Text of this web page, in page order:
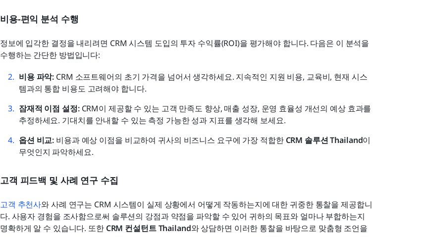
비용-편익 분석 수행
정보에 입각한 결정을 내리려면 CRM 시스템 도입의 투자 수익률(ROI)을 평가해야 합니다. 다음은 이 분석을
수행하는 간단한 방법입니다:
비용 파악: CRM 소프트웨어의 초기 가격을 넘어서 생각하세요. 지속적인 지원 비용, 교육비, 현재 시스
템과의 통합 비용도 고려해야 합니다.
잠재적 이점 설정: CRM이 제공할 수 있는 고객 만족도 향상, 매출 성장, 운영 효율성 개선의 예상 효과를
추정하세요. 기대치를 안내할 수 있는 측정 가능한 성과 지표를 생각해 보세요.
옵션 비교: 비용과 예상 이점을 비교하여 귀사의 비즈니스 요구에 가장 적합한 CRM 솔루션 Thailand이
무엇인지 파악하세요.
고객 피드백 및 사례 연구 수집
고객 추천사와 사례 연구는 CRM 시스템이 실제 상황에서 어떻게 작동하는지에 대한 귀중한 통찰을 제공합니
다. 사용자 경험을 조사함으로써 솔루션의 강점과 약점을 파악할 수 있어 귀하의 목표와 얼마나 부합하는지
명확하게 알 수 있습니다. 또한 CRM 컨설턴트 Thailand와 상담하면 이러한 통찰을 바탕으로 맞춤형 조언을